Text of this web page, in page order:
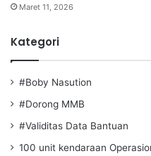
Maret 11, 2026
Kategori
#Boby Nasution
#Dorong MMB
#Validitas Data Bantuan
100 unit kendaraan